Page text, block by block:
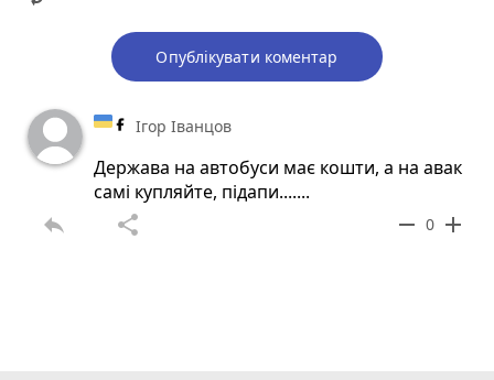
Опублікувати коментар
Ігор Іванцов
Держава на автобуси має кошти, а на авак
самі купляйте, підапи.......
reply share remove 0 add